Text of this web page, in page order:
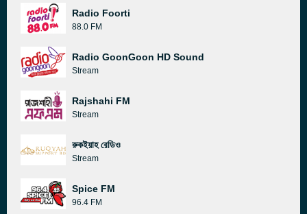
Radio Foorti
88.0 FM
Radio GoonGoon HD Sound
Stream
Rajshahi FM
Stream
রুকইয়াহ রেডিও
Stream
Spice FM
96.4 FM